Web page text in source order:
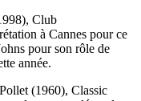
Club
à Cannes pour ce
pour son rôle de
année.
(1960), Classic